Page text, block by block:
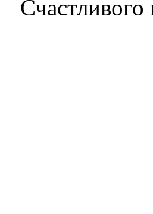
Счастливого